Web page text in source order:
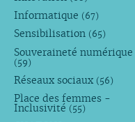
Informatique (67)
Sensibilisation (65)
Souveraineté numérique
(59)
Réseaux sociaux (56)
Place des femmes -
Inclusivité (55)